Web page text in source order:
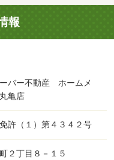
報
ーバー不動産 ホームメ
亀店
許（１）第４３４２号
２丁目８－１５